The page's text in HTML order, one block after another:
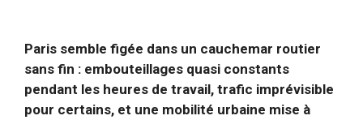
Paris semble figée dans un cauchemar routier
sans fin : embouteillages quasi constants
pendant les heures de travail, trafic imprévisible
pour certains, et une mobilité urbaine mise à